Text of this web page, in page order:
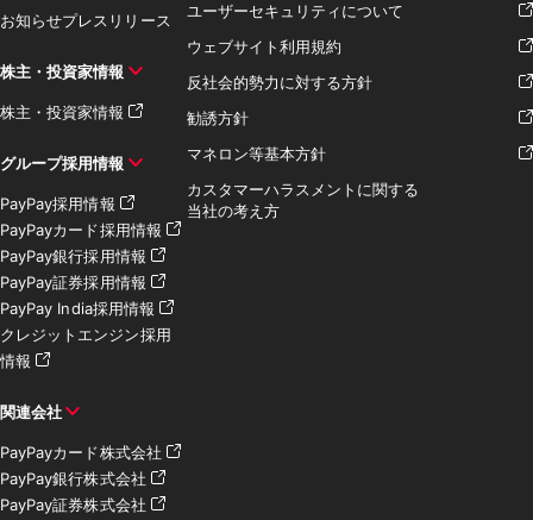
お知らせプレスリリース
株主・投資家情報
株主・投資家情報
グループ採用情報
PayPay採用情報
PayPayカード採用情報
PayPay銀行採用情報
PayPay証券採用情報
PayPay India採用情報
クレジットエンジン採用
情報
関連会社
PayPayカード株式会社
PayPay銀行株式会社
PayPay証券株式会社
ユーザーセキュリティについて
ウェブサイト利用規約
反社会的勢力に対する方針
勧誘方針
マネロン等基本方針
カスタマーハラスメントに関する
当社の考え方